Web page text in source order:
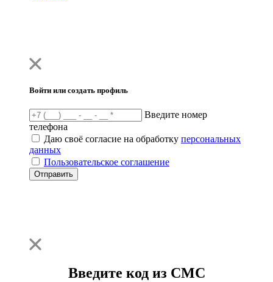
Войти или создать профиль
Введите номер
телефона
Даю своё согласие на обработку персональных
данных
Пользовательское соглашение
Отправить
Введите код из СМС